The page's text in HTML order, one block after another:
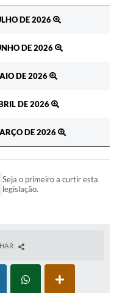
DE 2026
DE 2026
DE 2026
DE 2026
DE 2026
Seja o primeiro a curtir esta
legislação.